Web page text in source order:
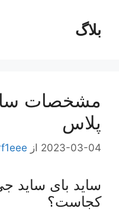
محتوابلاگ
مشخصات
پلاس
2023-03-04 از
ساید بای ساید
کجاست؟